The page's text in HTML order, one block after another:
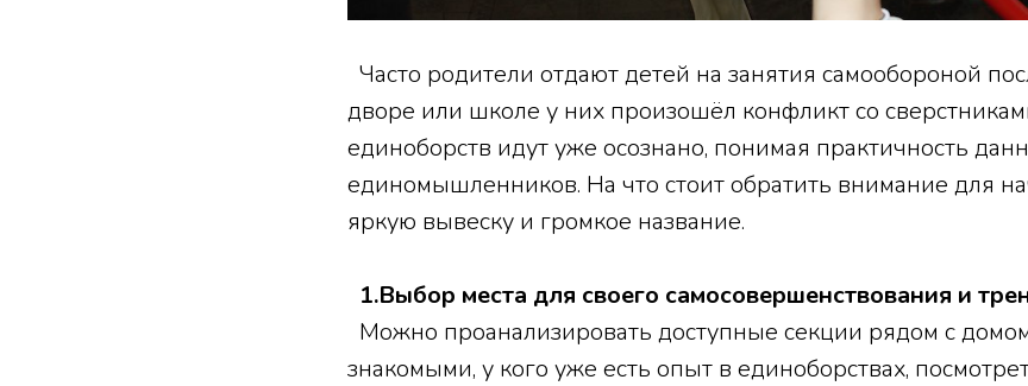
Часто родители отдают детей на занятия самообороной
дворе или школе у них произошёл конфликт со
единоборств идут уже осознано, понимая практичность
единомышленников. На что стоит обратить внимание для
яркую вывеску и громкое название.
1.Выбор места для своего самосовершенствования и
Можно проанализировать доступные секции рядом с
знакомыми, у кого уже есть опыт в единоборствах,